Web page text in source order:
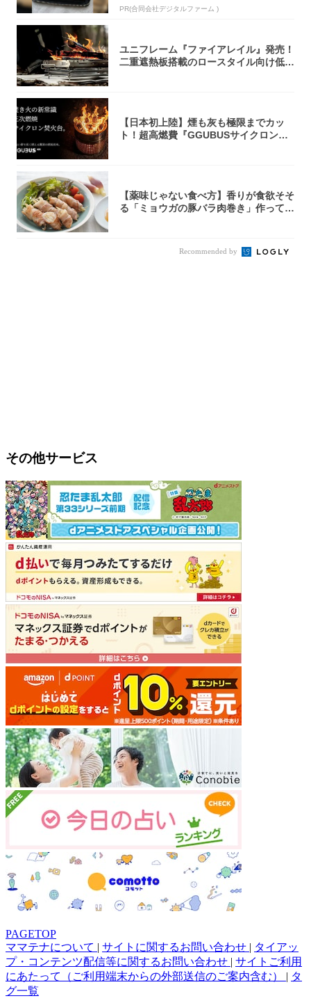
PR(合同会社デジタルファーム )
ユニフレーム『ファイアレイル』発売！
二重遮熱板搭載のロースタイル向け低型
【日本初上陸】煙も灰も極限までカッ
ト！超高燃費『GGUBUSサイクロン焚
【薬味じゃない食べ方】香りが食欲そそ
る「ミョウガの豚バラ肉巻き」作ってみ
Recommended by
その他サービス
PAGETOP
ママテナについて | サイトに関するお問い合わせ | タイアッ
プ・コンテンツ配信等に関するお問い合わせ | サイトご利用
にあたって（ご利用端末からの外部送信のご案内含む） | タ
グ一覧